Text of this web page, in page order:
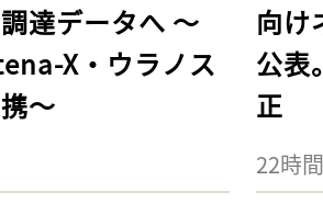
達データへ 〜
X・ウラノス
〜
向け
公表
正
22時